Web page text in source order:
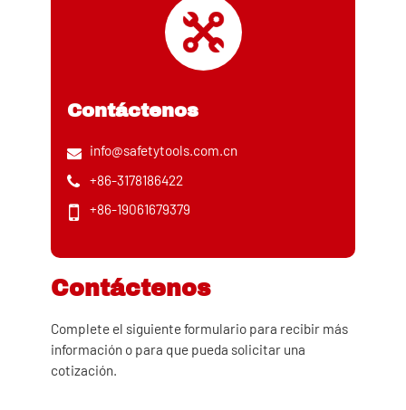
Contáctenos
info@safetytools.com.cn
+86-3178186422
+86-19061679379
Contáctenos
Complete el siguiente formulario para recibir más
información o para que pueda solicitar una
cotización.